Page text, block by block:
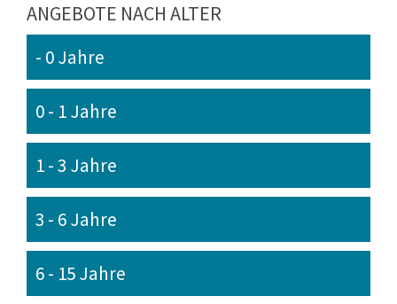
ANGEBOTE NACH ALTER
- 0 Jahre
0 - 1 Jahre
1 - 3 Jahre
3 - 6 Jahre
6 - 15 Jahre